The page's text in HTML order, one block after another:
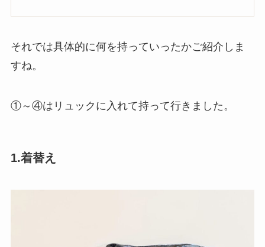
それでは具体的に何を持っていったかご紹介しま
すね。
①～④はリュックに入れて持って行きました。
1.着替え